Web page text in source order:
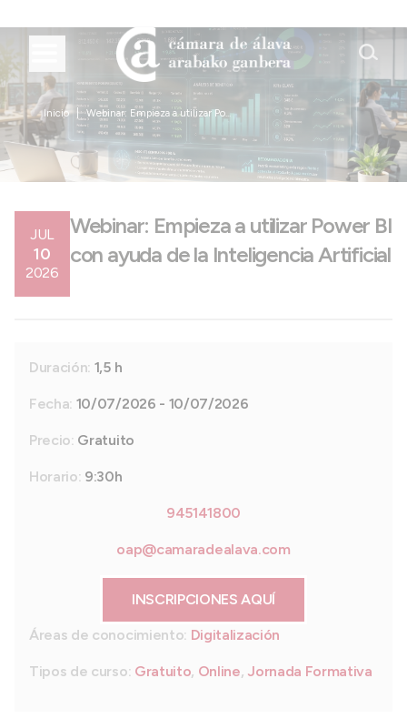
Inicio Webinar: Empieza a utilizar Po...
JUL
10
2026
Webinar: Empieza a utilizar Power BI
con ayuda de la Inteligencia Artificial
Duración: 1,5 h
Fecha: 10/07/2026 - 10/07/2026
Precio: Gratuito
Horario: 9:30h
945141800
oap@camaradealava.com
INSCRIPCIONES AQUÍ
Áreas de conocimiento: Digitalización
Tipos de curso: Gratuito, Online, Jornada Formativa